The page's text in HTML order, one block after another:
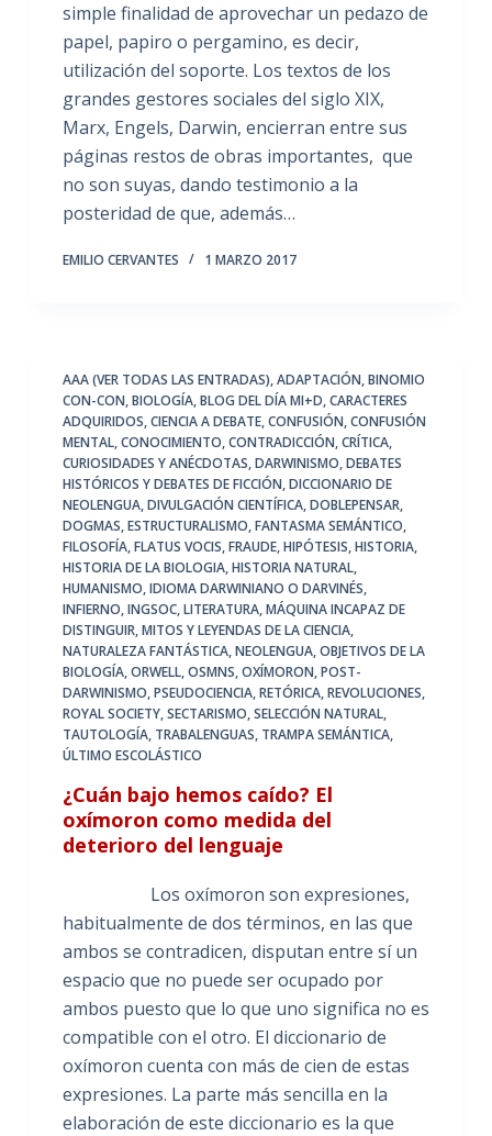
simple finalidad de aprovechar un pedazo de
papel, papiro o pergamino, es decir,
utilización del soporte. Los textos de los
grandes gestores sociales del siglo XIX,
Marx, Engels, Darwin, encierran entre sus
páginas restos de obras importantes, que
no son suyas, dando testimonio a la
posteridad de que, además…
EMILIO CERVANTES 1 MARZO 2017
AAA (VER TODAS LAS ENTRADAS),ADAPTACIÓN,BINOMIO
CON-CON,BIOLOGÍA,BLOG DEL DÍA MI+D,CARACTERES
ADQUIRIDOS,CIENCIA A DEBATE,CONFUSIÓN,CONFUSIÓN
MENTAL,CONOCIMIENTO,CONTRADICCIÓN,CRÍTICA,
CURIOSIDADES Y ANÉCDOTAS,DARWINISMO,DEBATES
HISTÓRICOS Y DEBATES DE FICCIÓN,DICCIONARIO DE
NEOLENGUA,DIVULGACIÓN CIENTÍFICA,DOBLEPENSAR,
DOGMAS,ESTRUCTURALISMO,FANTASMA SEMÁNTICO,
FILOSOFÍA,FLATUS VOCIS,FRAUDE,HIPÓTESIS,HISTORIA,
HISTORIA DE LA BIOLOGIA,HISTORIA NATURAL,
HUMANISMO,IDIOMA DARWINIANO O DARVINÉS,
INFIERNO,INGSOC,LITERATURA,MÁQUINA INCAPAZ DE
DISTINGUIR,MITOS Y LEYENDAS DE LA CIENCIA,
NATURALEZA FANTÁSTICA,NEOLENGUA,OBJETIVOS DE LA
BIOLOGÍA,ORWELL,OSMNS,OXÍMORON,POST-
DARWINISMO,PSEUDOCIENCIA,RETÓRICA,REVOLUCIONES,
ROYAL SOCIETY,SECTARISMO,SELECCIÓN NATURAL,
TAUTOLOGÍA, TRABALENGUAS, TRAMPA SEMÁNTICA,
ÚLTIMO ESCOLÁSTICO
¿Cuán bajo hemos caído? El
oxímoron como medida del
deterioro del lenguaje
Los oxímoron son expresiones,
habitualmente de dos términos, en las que
ambos se contradicen, disputan entre sí un
espacio que no puede ser ocupado por
ambos puesto que lo que uno significa no es
compatible con el otro. El diccionario de
oxímoron cuenta con más de cien de estas
expresiones. La parte más sencilla en la
elaboración de este diccionario es la que